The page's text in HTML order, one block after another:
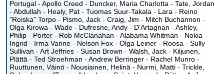
Portugal - Apollo Creed - Duncker, Maria Charlotta - Tate, Jordan
- Abdullah - Healy, Pat - Tuomas Suur-Takala - Lara - Reino
"Reiska" Torpo - Pismo, Jack - Craig, Jim - Mitch Buchannon -
Olga Kirowa - Wade - Dufresne, Andy - D'Artagnan - Ashley,
Philip - Porter - Rob McClanahan - Alabama Whitman - Nokia -
Ingrid - Irma Vanne - Nelson Fox - Olga Leiner - Roosa - Sully
Sullivan - Art Jeffries - Susan Brown - Walsh, Jack - Kiljunen,
Plättä - Ted Stroehman - Andrew Berringer - Rachel Munro -
Ruuttunen, Väinö - Nousiainen, Helinä - Nurmi, Matti - Trickle,